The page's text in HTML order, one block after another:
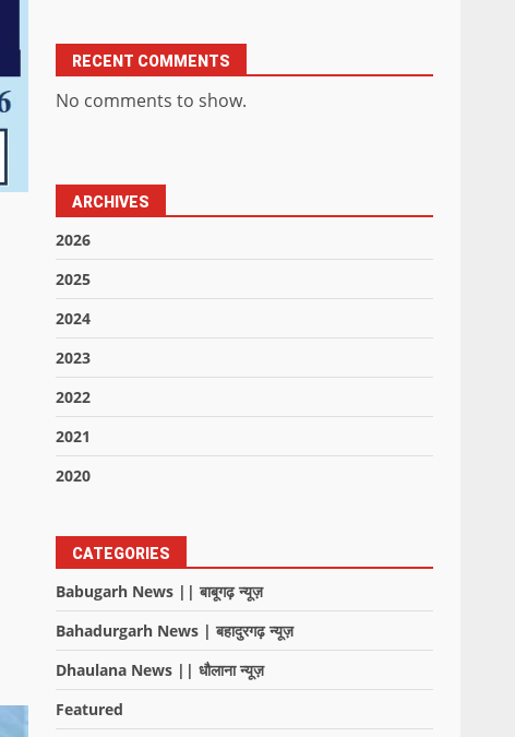
RECENT COMMENTS
No comments to show.
ARCHIVES
2026
2025
2024
2023
2022
2021
2020
CATEGORIES
Babugarh News || बाबूगढ़ न्यूज़
Bahadurgarh News | बहादुरगढ़ न्यूज़
Dhaulana News || धौलाना न्यूज़
Featured